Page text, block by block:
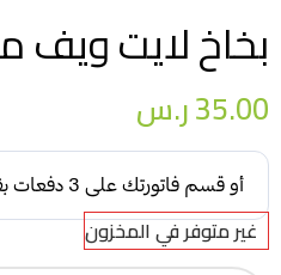
بخاخ لايت ويف
35.00ر.س
غير متوفر في المخزون